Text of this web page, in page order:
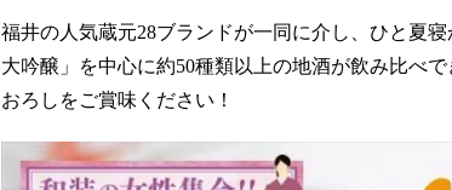
福井の人気蔵元28ブランドが一同に介し、ひと夏
大吟醸」を中心に約50種類以上の地酒が飲み比べ
おろしをご賞味ください！